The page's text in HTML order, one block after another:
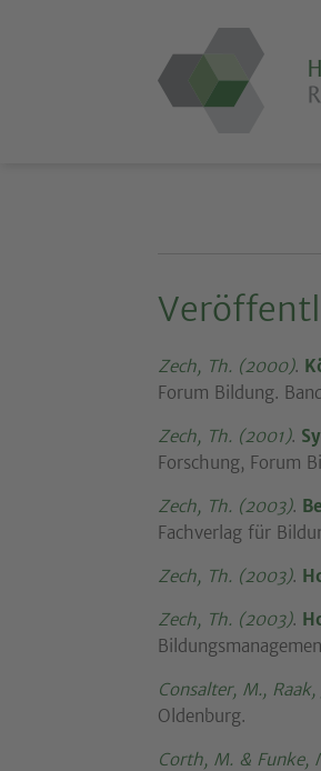
Zech, Th. (2000).
Forum Bildung.
Zech, Th. (2001).
Forschung, Forum
Zech, Th. (2003).
Fachverlag für
Zech, Th. (2003).
Zech, Th. (2003).
Consalter, M.,
Oldenburg.
Corth, M. & Funke,